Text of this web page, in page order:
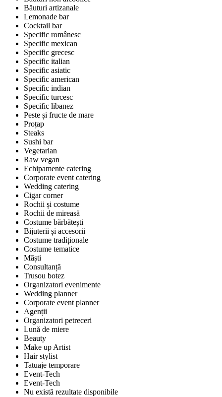
Băuturi artizanale
Lemonade bar
Cocktail bar
Specific românesc
Specific mexican
Specific grecesc
Specific italian
Specific asiatic
Specific american
Specific indian
Specific turcesc
Specific libanez
Peste și fructe de mare
Proțap
Steaks
Sushi bar
Vegetarian
Raw vegan
Echipamente catering
Corporate event catering
Wedding catering
Cigar corner
Rochii și costume
Rochii de mireasă
Costume bărbătești
Bijuterii și accesorii
Costume tradiționale
Costume tematice
Măști
Consultanță
Trusou botez
Organizatori evenimente
Wedding planner
Corporate event planner
Agenții
Organizatori petreceri
Lună de miere
Beauty
Make up Artist
Hair stylist
Tatuaje temporare
Event-Tech
Event-Tech
Nu există rezultate disponibile